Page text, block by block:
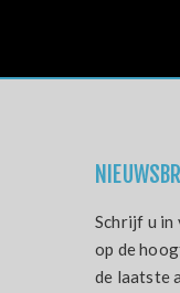
Schrijf u in
op de
de laatste